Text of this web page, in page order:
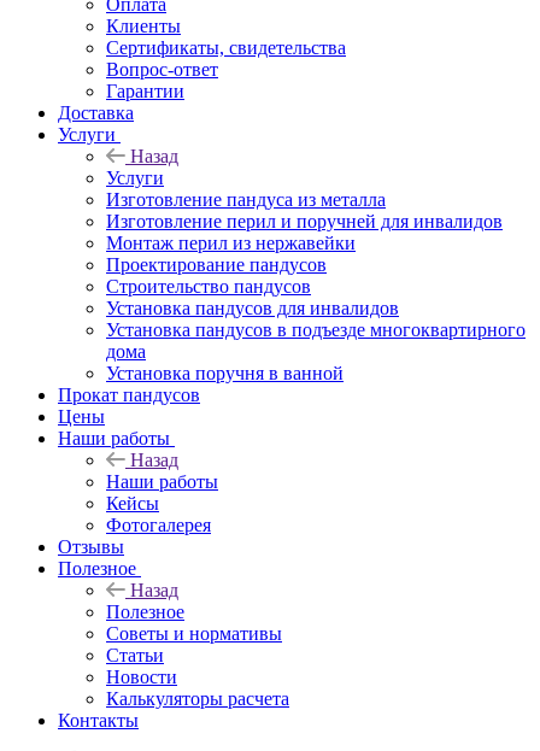
Оплата
Клиенты
Сертификаты, свидетельства
Вопрос-ответ
Гарантии
Доставка
Услуги
Назад
Услуги
Изготовление пандуса из металла
Изготовление перил и поручней для инвалидов
Монтаж перил из нержавейки
Проектирование пандусов
Строительство пандусов
Установка пандусов для инвалидов
Установка пандусов в подъезде многоквартирного
дома
Установка поручня в ванной
Прокат пандусов
Цены
Наши работы
Назад
Наши работы
Кейсы
Фотогалерея
Отзывы
Полезное
Назад
Полезное
Советы и нормативы
Статьи
Новости
Калькуляторы расчета
Контакты